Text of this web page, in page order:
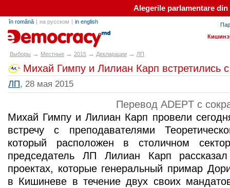
Alegerile parlamentare
în română | на русском | in english
alegeri.md
Выборы → Местные → 2015 → Декларации → ЛП
Михай Гимпу и Лилиан Карп встретились
ЛП, 28 мая 2015
Перевод ADEPT с
Михай Гимпу и Лилиан Карп провели
встречу с преподавателями
который расположен в столичном
председатель ЛП Лилиан Карп
проектах, которые генеральный примар
в Кишиневе в течение двух своих